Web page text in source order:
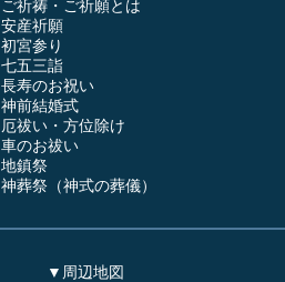
ご祈祷・ご祈願とは
安産祈願
初宮参り
七五三詣
長寿のお祝い
神前結婚式
厄祓い・方位除け
車のお祓い
地鎮祭
神葬祭（神式の葬儀）
▼周辺地図